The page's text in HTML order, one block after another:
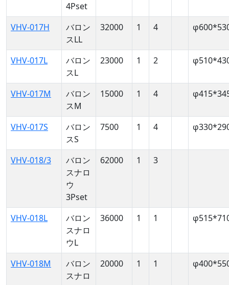
4Pset
VHV-017H
バロン
スLL
32000 1 4
VHV-017L
バロン
スL
23000 1 2
VHV-017M
バロン
スM
15000 1 4
VHV-017S
バロン
スS
7500 1 4
VHV-018/3
バロン
スナロ
ウ
3Pset
62000 1 3
VHV-018L
バロン
スナロ
ウL
36000 1 1
VHV-018M
バロン
スナロ
20000 1 1